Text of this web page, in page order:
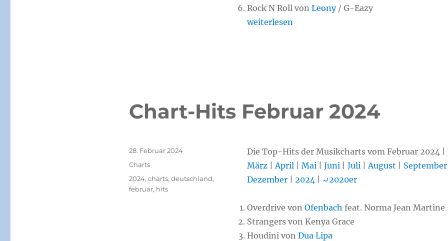
Rock N Roll vonLeony/ G-Eazy
„Chart-Hits Februar 2025“
weiterlesen
Chart-Hits Februar 2024
Die Top-Hits der Musikcharts vom Februar 2024 |
März |April |Mai |Juni |Juli |August September
Dezember |2024 ⤾2020er
Overdrive vonOfenbach feat. Norma Jean Martine
Strangers von Kenya Grace
Houdini vonDua Lipa
Veröffentlicht
am
28. Februar 2024
Kategorien
Charts
Schlagwörter
2024, charts, deutschland,
februar, hits